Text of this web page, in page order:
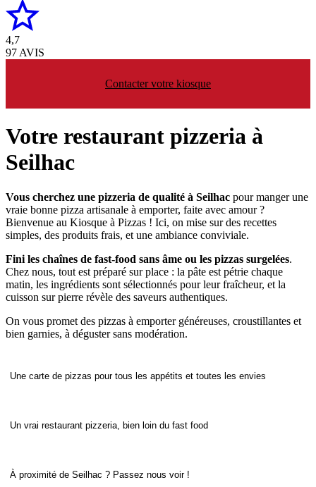
4,7
97 AVIS
Contacter votre kiosque
Votre restaurant pizzeria à
Seilhac
Vous cherchez une pizzeria de qualité à Seilhac pour manger une
vraie bonne pizza artisanale à emporter, faite avec amour ?
Bienvenue au Kiosque à Pizzas ! Ici, on mise sur des recettes
simples, des produits frais, et une ambiance conviviale.
Fini les chaînes de fast-food sans âme ou les pizzas surgelées.
Chez nous, tout est préparé sur place : la pâte est pétrie chaque
matin, les ingrédients sont sélectionnés pour leur fraîcheur, et la
cuisson sur pierre révèle des saveurs authentiques.
On vous promet des pizzas à emporter généreuses, croustillantes et
bien garnies, à déguster sans modération.
Une carte de pizzas pour tous les appétits et toutes les envies
Un vrai restaurant pizzeria, bien loin du fast food
À proximité de Seilhac ? Passez nous voir !